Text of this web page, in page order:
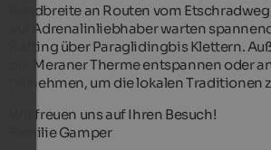
Bandbreite an Routen vom
auf Adrenalinliebhaber warten
Rafting über Paraglidingbis Klettern.
der Meraner Therme entspannen oder
teilnehmen, um die lokalen Traditionen
Wir freuen uns auf Ihren Besuch!
Familie Gamper